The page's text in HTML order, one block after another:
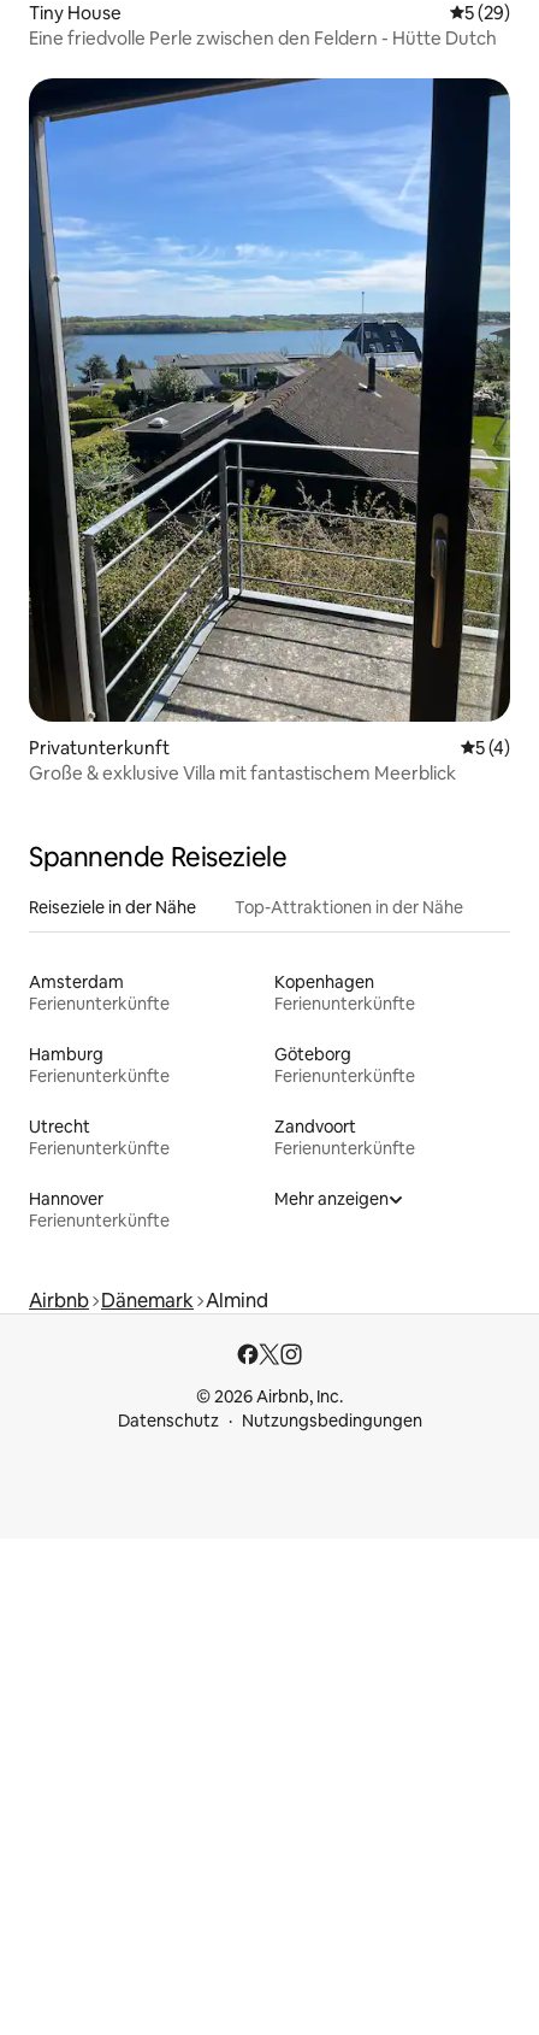
Tiny House
5 (29)
Eine friedvolle Perle zwischen den Feldern - Hütte Dutch
Privatunterkunft
5 (4)
Große & exklusive Villa mit fantastischem Meerblick
Spannende Reiseziele
Reiseziele in der Nähe Top-Attraktionen in der Nähe
Amsterdam
Ferienunterkünfte
Kopenhagen
Ferienunterkünfte
Hamburg
Ferienunterkünfte
Göteborg
Ferienunterkünfte
Utrecht
Ferienunterkünfte
Zandvoort
Ferienunterkünfte
Hannover
Ferienunterkünfte
Mehr anzeigen
Airbnb Dänemark Almind
© 2026 Airbnb, Inc.
Datenschutz
Nutzungsbedingungen